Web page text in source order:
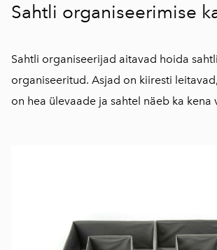
Sahtli organiseerimise
Sahtli organiseerijad aitavad hoida
organiseeritud. Asjad on kiiresti
on hea ülevaade ja sahtel näeb ka kena